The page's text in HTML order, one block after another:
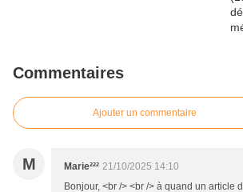
Commentaires
Ajouter un commentaire
M Marie²²² 21/10/2025 14:10
Bonjour, <br /> <br /> à quand un article